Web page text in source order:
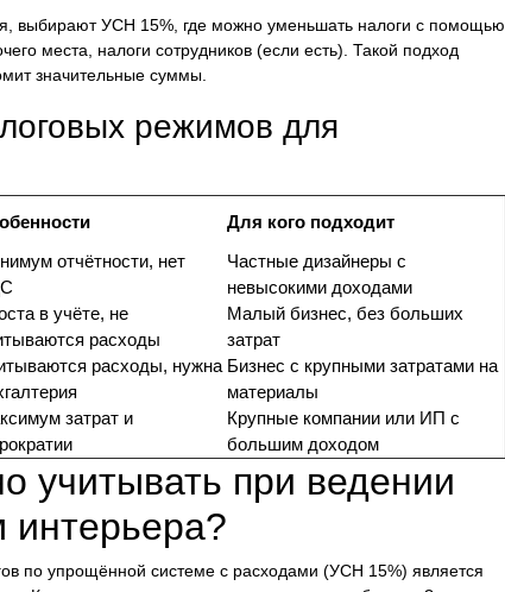
выбирают УСН 15%, где можно уменьшать налоги с помощью
места, налоги сотрудников (если есть). Такой подход
значительные суммы.
режимов для
Для кого подходит
отчётности, нет
Частные дизайнеры с
невысокими доходами
в учёте, не
расходы
Малый бизнес, без больших
затрат
расходы, нужна Бизнес с крупными затратами на
материалы
затрат и
Крупные компании или ИП с
большим доходом
учитывать при ведении
интерьера?
по упрощённой системе с расходами (УСН 15%) является